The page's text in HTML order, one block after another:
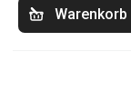
Warenkorb